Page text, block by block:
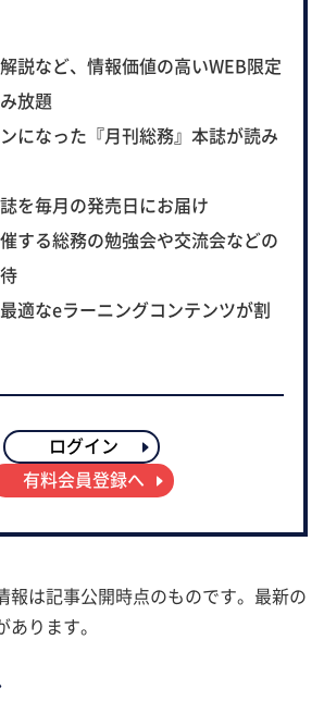
説など、情報価値の高いWEB限定
放題
になった『月刊総務』本誌が読み
を毎月の発売日にお届け
する総務の勉強会や交流会などの
適なeラーニングコンテンツが割
ログイン
有料会員登録へ
は記事公開時点のものです。最新の
ります。